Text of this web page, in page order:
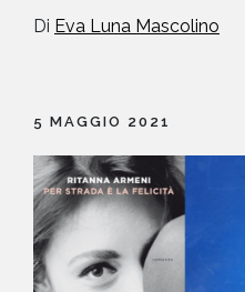
Di Eva Luna Mascolino
5 MAGGIO 2021